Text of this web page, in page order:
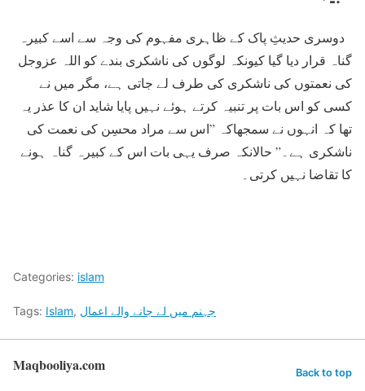
دوسری حدیثِ پاک کے ظاہری مفہوم کی وجہ سے اسے کبيرہ
گناہ قرار ديا گيا کيونکہ لوگوں کی ناشکری بندے کو اللہ عزوجل
کی نعمتوں کی ناشکری کی طرف لے جاتی ہے، مگر ميں نے
کسی کو اس بات پر تنبيہ کرتے ہوئے نہيں پایا شايد ان کا عذر يہ
تھا کہ انہوں نے سمجھاکہ ”اس سے مراد محسِن کی نعمت کی
ناشکری ہے۔” حالانکہ صرف يہی بات اس کے کبيرہ گناہ ہونے
کا تقاضا نہيں کرتی۔
Categories: islam
Tags: Islam, جہنم میں لے جانے والے اعمال
Maqbooliya.com Back to top